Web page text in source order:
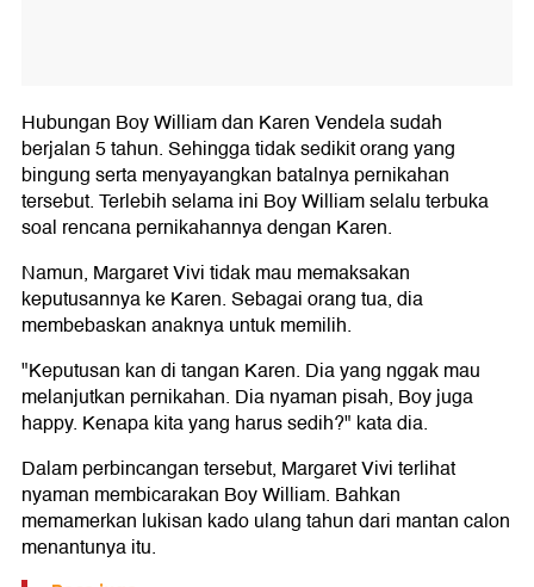
Hubungan Boy William dan Karen Vendela sudah
berjalan 5 tahun. Sehingga tidak sedikit orang yang
bingung serta menyayangkan batalnya pernikahan
tersebut. Terlebih selama ini Boy William selalu terbuka
soal rencana pernikahannya dengan Karen.
Namun, Margaret Vivi tidak mau memaksakan
keputusannya ke Karen. Sebagai orang tua, dia
membebaskan anaknya untuk memilih.
"Keputusan kan di tangan Karen. Dia yang nggak mau
melanjutkan pernikahan. Dia nyaman pisah, Boy juga
happy. Kenapa kita yang harus sedih?" kata dia.
Dalam perbincangan tersebut, Margaret Vivi terlihat
nyaman membicarakan Boy William. Bahkan
memamerkan lukisan kado ulang tahun dari mantan calon
menantunya itu.